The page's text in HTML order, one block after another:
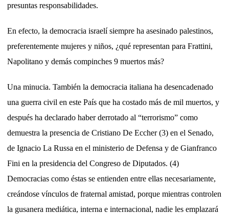
presuntas responsabilidades.
En efecto, la democracia israelí siempre ha asesinado palestinos,
preferentemente mujeres y niños, ¿qué representan para Frattini,
Napolitano y demás compinches 9 muertos más?
Una minucia. También la democracia italiana ha desencadenado
una guerra civil en este País que ha costado más de mil muertos, y
después ha declarado haber derrotado al “terrorismo” como
demuestra la presencia de Cristiano De Eccher (3) en el Senado,
de Ignacio La Russa en el ministerio de Defensa y de Gianfranco
Fini en la presidencia del Congreso de Diputados. (4)
Democracias como éstas se entienden entre ellas necesariamente,
creándose vínculos de fraternal amistad, porque mientras controlen
la gusanera mediática, interna e internacional, nadie les emplazará